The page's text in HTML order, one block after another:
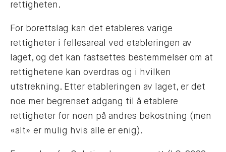
rettigheten.
For borettslag kan det etableres varige
rettigheter i fellesareal ved etableringen av
laget, og det kan fastsettes bestemmelser om at
rettighetene kan overdras og i hvilken
utstrekning. Etter etableringen av laget, er det
noe mer begrenset adgang til å etablere
rettigheter for noen på andres bekostning (men
«alt» er mulig hvis alle er enig).